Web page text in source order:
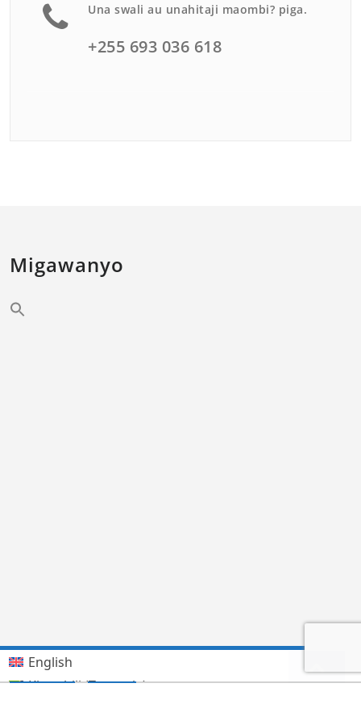
Una swali au unahitaji maombi? piga.
+255 693 036 618
Migawanyo
English
Kiswahili (Tanzania)